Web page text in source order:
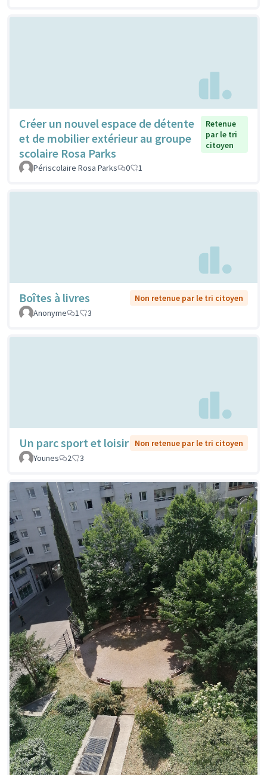
Créer un nouvel espace de détente
et de mobilier extérieur au groupe
scolaire Rosa Parks
Retenue
par le tri
citoyen
Périscolaire Rosa Parks 0 1
Boîtes à livres
Non retenue par le tri citoyen
Anonyme
1 3
Un parc sport et loisir
Non retenue par le tri citoyen
Younes
2 3